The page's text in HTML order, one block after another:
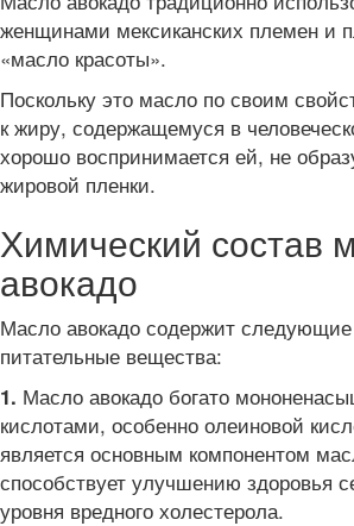
женщинами мексиканских племен и
«масло красоты».
Поскольку это масло по своим
к жиру, содержащемуся в
хорошо воспринимается ей, не
жировой пленки.
Химический состав
авокадо
Масло авокадо содержит
питательные вещества:
1. Масло авокадо богато
кислотами, особенно олеиновой
является основным компонентом
способствует улучшению здоровья
уровня вредного холестерола.